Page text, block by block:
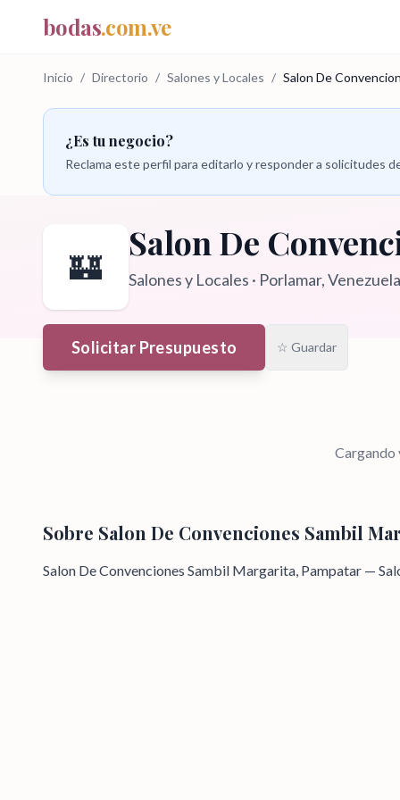
bodas.com.ve
Inicio / Directorio / Salones y Locales / Salon De
¿Es tu negocio?
Reclama este perfil para editarlo y responder a solicitudes
🏰
Salon De
Salones y Locales · Porlamar, Venezuela
Solicitar Presupuesto ☆ Guardar
Cargando
Sobre Salon De Convenciones Sambil
Salon De Convenciones Sambil Margarita, Pampatar —